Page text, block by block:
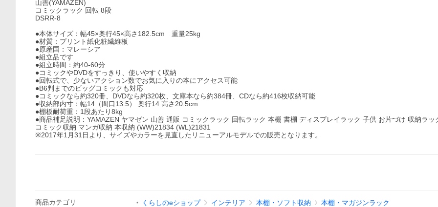
山善(YAMAZEN)
コミックラック 回転 8段
DSRR-8
●本体サイズ：幅45×奥行45×高さ182.5cm 重量25kg
●材質：プリント紙化粧繊維板
●原産国：マレーシア
●組立品です
●組立時間：約40-60分
●コミックやDVDをすっきり、使いやすく収納
●回転式で、少ないアクション数でお気に入りの本にアクセス可能
●B6判までのビッグコミックも対応
●コミックなら約320冊、DVDなら約320枚、文庫本なら約384冊、CDなら約416枚収納可能
●収納部内寸：幅14（間口13.5） 奥行14 高さ20.5cm
●棚板耐荷重：1段あたり8kg
●商品補足説明：YAMAZEN ヤマゼン 山善 通販 コミックラック 回転ラック 本棚 書棚 ディスプレイラック 子供 お片づけ 収納ラッ
コミック収納 マンガ収納 本収納 (WW)21834 (WL)21831
※2017年1月31日より、サイズやカラーを見直したリニューアルモデルでの販売となります。
商品カテゴリ くらしのeショップ インテリア 本棚・ソフト収納
本棚・マガジンラック